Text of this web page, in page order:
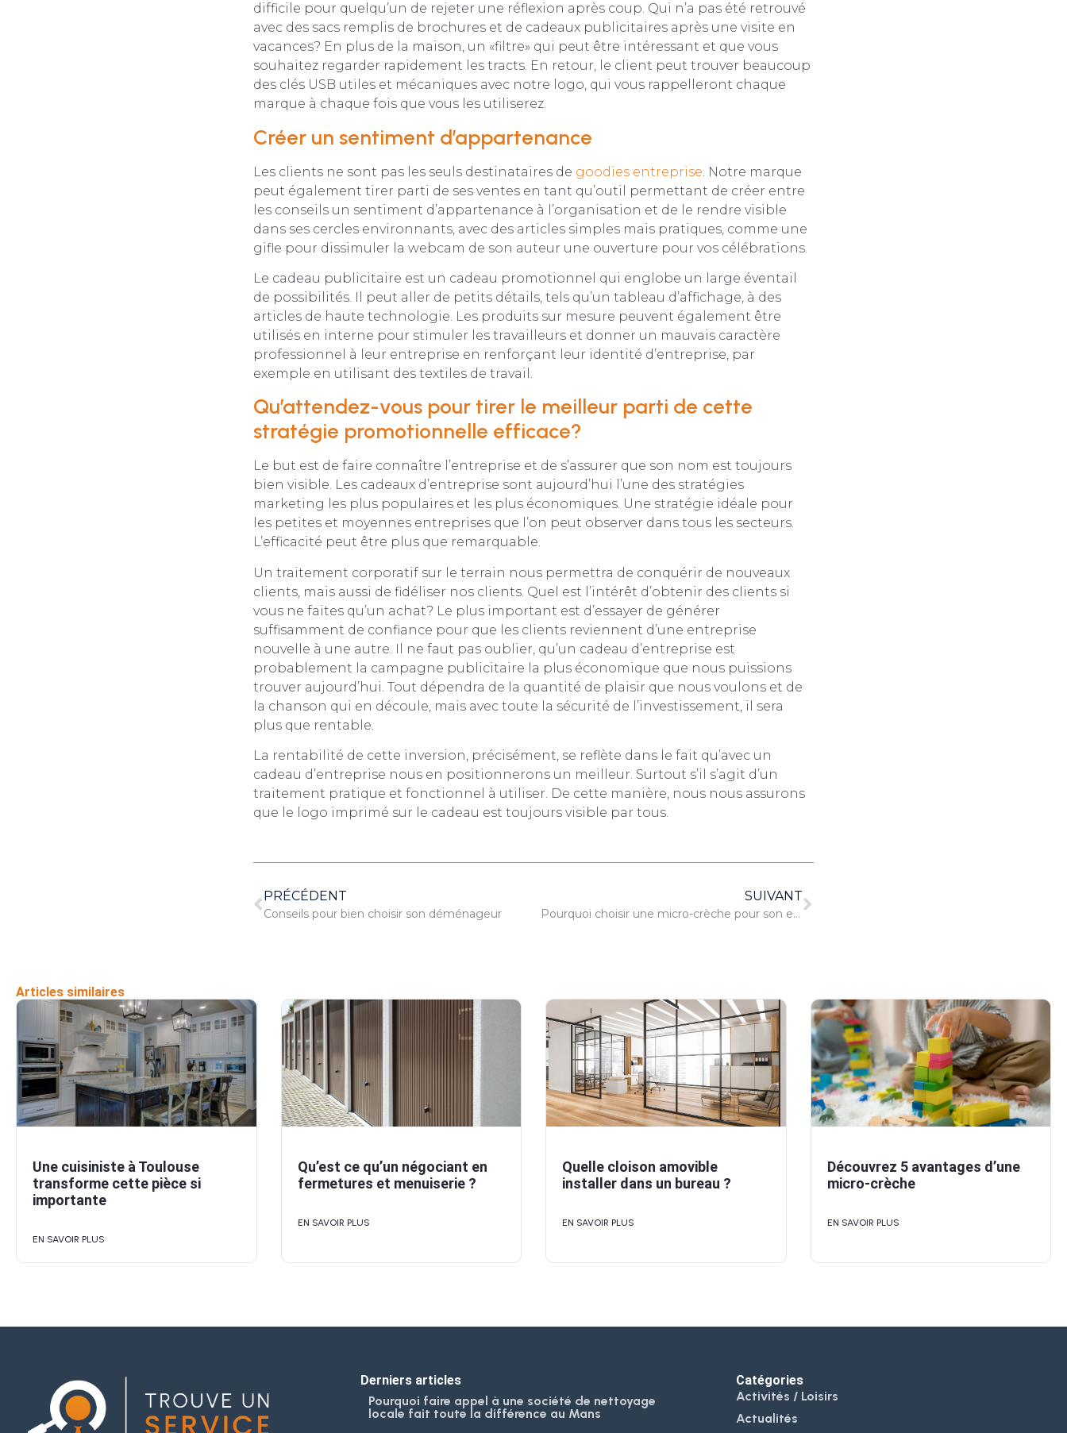
difficile pour quelqu’un de rejeter une réflexion après coup. Qui n’a pas été retrouvé
avec des sacs remplis de brochures et de cadeaux publicitaires après une visite en
vacances? En plus de la maison, un «filtre» qui peut être intéressant et que vous
souhaitez regarder rapidement les tracts. En retour, le client peut trouver beaucoup
des clés USB utiles et mécaniques avec notre logo, qui vous rappelleront chaque
marque à chaque fois que vous les utiliserez.
Créer un sentiment d’appartenance
Les clients ne sont pas les seuls destinataires de goodies entreprise . Notre marque
peut également tirer parti de ses ventes en tant qu’outil permettant de créer entre
les conseils un sentiment d’appartenance à l’organisation et de le rendre visible
dans ses cercles environnants, avec des articles simples mais pratiques, comme une
gifle pour dissimuler la webcam de son auteur une ouverture pour vos célébrations.
Le cadeau publicitaire est un cadeau promotionnel qui englobe un large éventail
de possibilités. Il peut aller de petits détails, tels qu’un tableau d’affichage, à des
articles de haute technologie. Les produits sur mesure peuvent également être
utilisés en interne pour stimuler les travailleurs et donner un mauvais caractère
professionnel à leur entreprise en renforçant leur identité d’entreprise, par
exemple en utilisant des textiles de travail.
Qu’attendez-vous pour tirer le meilleur parti de cette
stratégie promotionnelle efficace?
Le but est de faire connaître l’entreprise et de s’assurer que son nom est toujours
bien visible. Les cadeaux d’entreprise sont aujourd’hui l’une des stratégies
marketing les plus populaires et les plus économiques. Une stratégie idéale pour
les petites et moyennes entreprises que l’on peut observer dans tous les secteurs.
L’efficacité peut être plus que remarquable.
Un traitement corporatif sur le terrain nous permettra de conquérir de nouveaux
clients, mais aussi de fidéliser nos clients. Quel est l’intérêt d’obtenir des clients si
vous ne faites qu’un achat? Le plus important est d’essayer de générer
suffisamment de confiance pour que les clients reviennent d’une entreprise
nouvelle à une autre. Il ne faut pas oublier, qu’un cadeau d’entreprise est
probablement la campagne publicitaire la plus économique que nous puissions
trouver aujourd’hui. Tout dépendra de la quantité de plaisir que nous voulons et de
la chanson qui en découle, mais avec toute la sécurité de l’investissement, il sera
plus que rentable.
La rentabilité de cette inversion, précisément, se reflète dans le fait qu’avec un
cadeau d’entreprise nous en positionnerons un meilleur. Surtout s’il s’agit d’un
traitement pratique et fonctionnel à utiliser. De cette manière, nous nous assurons
que le logo imprimé sur le cadeau est toujours visible par tous.
PRÉCÉDENT
Conseils pour bien choisir son déménageur
SUIVANT
Pourquoi choisir une micro-crèche pour son enfant ?
Articles similaires
Une cuisiniste à Toulouse
transforme cette pièce si
importante
EN SAVOIR PLUS
Qu’est ce qu’un négociant en
fermetures et menuiserie ?
EN SAVOIR PLUS
Quelle cloison amovible
installer dans un bureau ?
EN SAVOIR PLUS
Découvrez 5 avantages d’une
micro-crèche
EN SAVOIR PLUS
Derniers articles
Pourquoi faire appel à une société de nettoyage
locale fait toute la différence au Mans
Catégories
Activités / Loisirs
Actualités